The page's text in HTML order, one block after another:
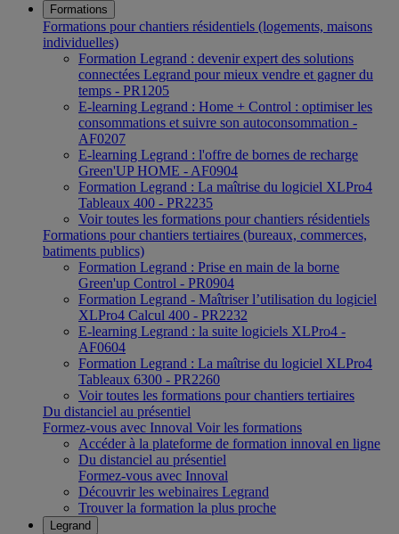
Formations
Formations pour chantiers résidentiels (logements, maisons
individuelles)
Formation Legrand : devenir expert des solutions
connectées Legrand pour mieux vendre et gagner du
temps - PR1205
E-learning Legrand : Home + Control : optimiser les
consommations et suivre son autoconsommation -
AF0207
E-learning Legrand : l'offre de bornes de recharge
Green'UP HOME - AF0904
Formation Legrand : La maîtrise du logiciel XLPro4
Tableaux 400 - PR2235
Voir toutes les formations pour chantiers résidentiels
Formations pour chantiers tertiaires (bureaux, commerces,
batiments publics)
Formation Legrand : Prise en main de la borne
Green'up Control - PR0904
Formation Legrand - Maîtriser l’utilisation du logiciel
XLPro4 Calcul 400 - PR2232
E-learning Legrand : la suite logiciels XLPro4 -
AF0604
Formation Legrand : La maîtrise du logiciel XLPro4
Tableaux 6300 - PR2260
Voir toutes les formations pour chantiers tertiaires
Du distanciel au présentiel
Formez-vous avec Innoval Voir les formations
Accéder à la plateforme de formation innoval en ligne
Du distanciel au présentiel
Formez-vous avec Innoval
Découvrir les webinaires Legrand
Trouver la formation la plus proche
Legrand